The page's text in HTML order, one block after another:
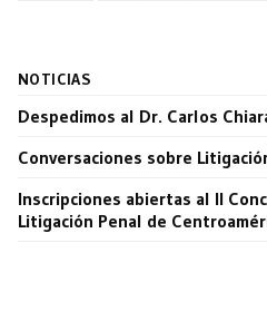
NOTICIAS
Despedimos al Dr. Carlos
Conversaciones sobre
Inscripciones abiertas al II
Litigación Penal de